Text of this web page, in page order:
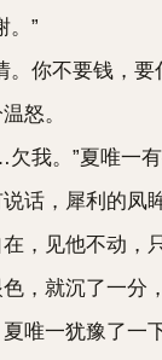
”
你不要钱，要
怒。
。”夏唯一有
，犀利的凤眸
见他不动，只
就沉了一分，
一犹豫了一下